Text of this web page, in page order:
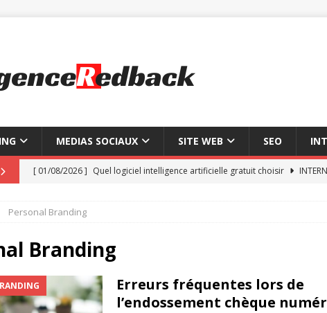
MEDIAS SOCIAUX SITE WEB SEO
[ 01/08/2026 ] Quel logiciel intelligence artificielle gratuit choisir
[ 24/07/2026 ]
[ 20/07/2026 ]
Certification RGS et cybersécurité : enjeux pour les
Personal Branding
Branding
Erreurs fréquentes lors de
l’endossement chèque